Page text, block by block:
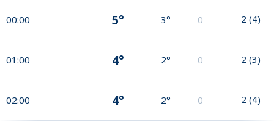
00:00 5° 3° 0 2 (4)
01:00 4° 2° 0 2 (3)
02:00 4° 2° 0 2 (4)